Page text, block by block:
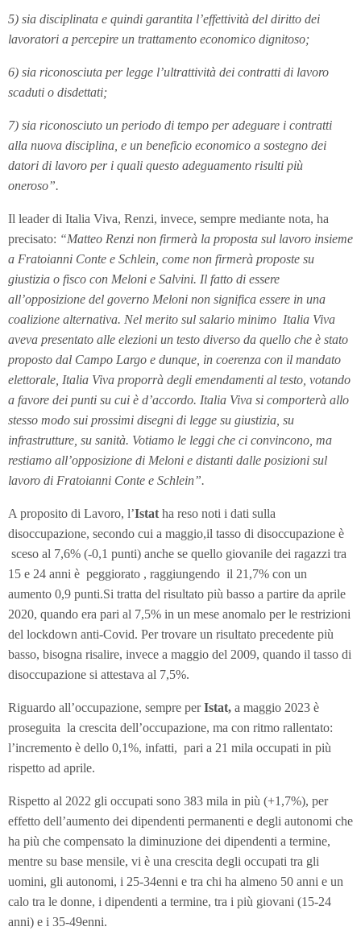
5) sia disciplinata e quindi garantita l’effettività del diritto dei
lavoratori a percepire un trattamento economico dignitoso;
6) sia riconosciuta per legge l’ultrattività dei contratti di lavoro
scaduti o disdettati;
7) sia riconosciuto un periodo di tempo per adeguare i contratti
alla nuova disciplina, e un beneficio economico a sostegno dei
datori di lavoro per i quali questo adeguamento risulti più
oneroso”.
Il leader di Italia Viva, Renzi, invece, sempre mediante nota, ha
precisato: “Matteo Renzi non firmerà la proposta sul lavoro insieme
a Fratoianni Conte e Schlein, come non firmerà proposte su
giustizia o fisco con Meloni e Salvini. Il fatto di essere
all’opposizione del governo Meloni non significa essere in una
coalizione alternativa. Nel merito sul salario minimo Italia Viva
aveva presentato alle elezioni un testo diverso da quello che è stato
proposto dal Campo Largo e dunque, in coerenza con il mandato
elettorale, Italia Viva proporrà degli emendamenti al testo, votando
a favore dei punti su cui è d’accordo. Italia Viva si comporterà allo
stesso modo sui prossimi disegni di legge su giustizia, su
infrastrutture, su sanità. Votiamo le leggi che ci convincono, ma
restiamo all’opposizione di Meloni e distanti dalle posizioni sul
lavoro di Fratoianni Conte e Schlein”.
A proposito di Lavoro, l’Istat ha reso noti i dati sulla
disoccupazione, secondo cui a maggio,il tasso di disoccupazione è
sceso al 7,6% (-0,1 punti) anche se quello giovanile dei ragazzi tra
15 e 24 anni è peggiorato , raggiungendo il 21,7% con un
aumento 0,9 punti.Si tratta del risultato più basso a partire da aprile
2020, quando era pari al 7,5% in un mese anomalo per le restrizioni
del lockdown anti-Covid. Per trovare un risultato precedente più
basso, bisogna risalire, invece a maggio del 2009, quando il tasso di
disoccupazione si attestava al 7,5%.
Riguardo all’occupazione, sempre perIstat, a maggio 2023 è
proseguita la crescita dell’occupazione, ma con ritmo rallentato:
l’incremento è dello 0,1%, infatti, pari a 21 mila occupati in più
rispetto ad aprile.
Rispetto al 2022 gli occupati sono 383 mila in più (+1,7%), per
effetto dell’aumento dei dipendenti permanenti e degli autonomi che
ha più che compensato la diminuzione dei dipendenti a termine,
mentre su base mensile, vi è una crescita degli occupati tra gli
uomini, gli autonomi, i 25-34enni e tra chi ha almeno 50 anni e un
calo tra le donne, i dipendenti a termine, tra i più giovani (15-24
anni) e i 35-49enni.